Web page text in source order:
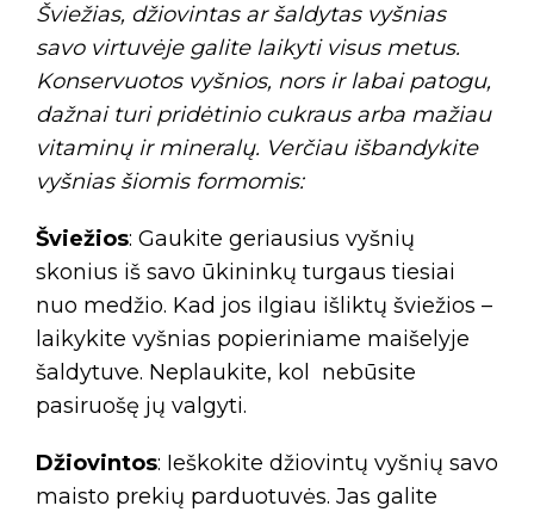
Šviežias, džiovintas ar šaldytas vyšnias
savo virtuvėje galite laikyti visus metus.
Konservuotos vyšnios, nors ir labai patogu,
dažnai turi pridėtinio cukraus arba mažiau
vitaminų ir mineralų. Verčiau išbandykite
vyšnias šiomis formomis:
Šviežios: Gaukite geriausius vyšnių
skonius iš savo ūkininkų turgaus tiesiai
nuo medžio. Kad jos ilgiau išliktų šviežios –
laikykite vyšnias popieriniame maišelyje
šaldytuve. Neplaukite, kol nebūsite
pasiruošę jų valgyti.
Džiovintos: Ieškokite džiovintų vyšnių savo
maisto prekių parduotuvės. Jas galite